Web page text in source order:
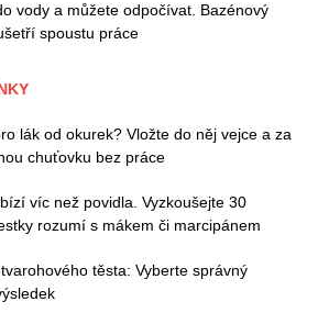
vody a můžete odpočívat. Bazénový
spoustu práce
lák od okurek? Vložte do něj vejce a za
chuťovku bez práce
víc než povidla. Vyzkoušejte 30
rozumí s mákem či marcipánem
těsta: Vyberte správný